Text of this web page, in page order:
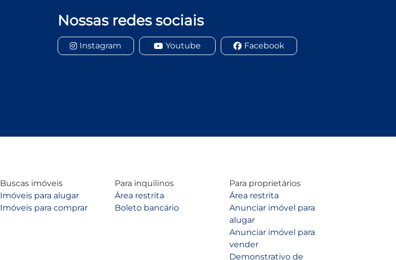
Nossas redes sociais
Instagram Youtube Facebook
Buscas imóveis
Imóveis para alugar
Imóveis para comprar
Para inquilinos
Área restrita
Boleto bancário
Para proprietários
Área restrita
Anunciar imóvel para
alugar
Anunciar imóvel para
vender
Demonstrativo de